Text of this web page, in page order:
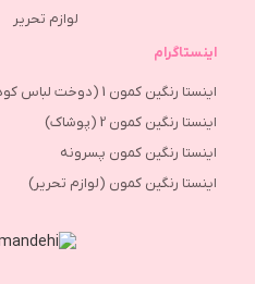
لوازم تحریر
اینستاگرام
اینستا رنگین کمون 1 (دوخت لباس کودک)
اینستا رنگین کمون 2 (پوشاک)
اینستا رنگین کمون پسرونه
اینستا رنگین کمون (لوازم تحریر)